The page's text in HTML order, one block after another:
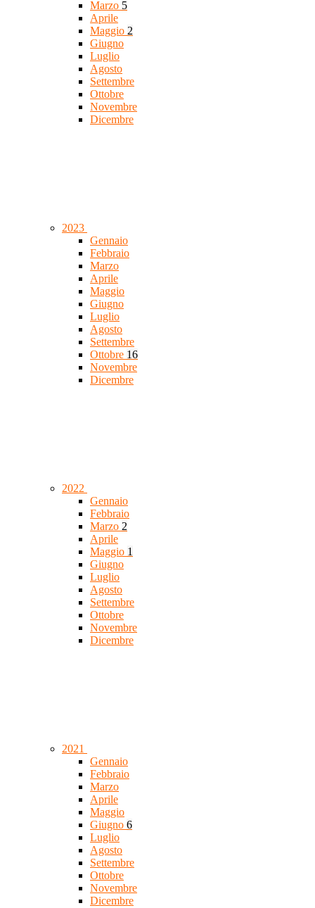
Marzo 5
Aprile
Maggio 2
Giugno
Luglio
Agosto
Settembre
Ottobre
Novembre
Dicembre
2023
Gennaio
Febbraio
Marzo
Aprile
Maggio
Giugno
Luglio
Agosto
Settembre
Ottobre 16
Novembre
Dicembre
2022
Gennaio
Febbraio
Marzo 2
Aprile
Maggio 1
Giugno
Luglio
Agosto
Settembre
Ottobre
Novembre
Dicembre
2021
Gennaio
Febbraio
Marzo
Aprile
Maggio
Giugno 6
Luglio
Agosto
Settembre
Ottobre
Novembre
Dicembre